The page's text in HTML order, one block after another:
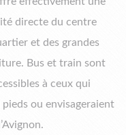
directe du centre
et des grandes
Bus et train sont
à ceux qui
ou envisageraient